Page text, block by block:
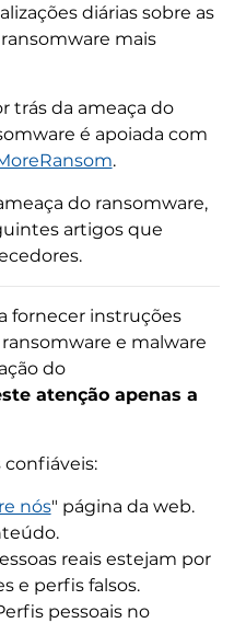
diárias sobre as
mais
trás da ameaça do
é apoiada com
.
do ransomware,
artigos que
fornecer instruções
e malware
do
atenção apenas a
nós" página da web.
reais estejam por
e perfis falsos.
pessoais no